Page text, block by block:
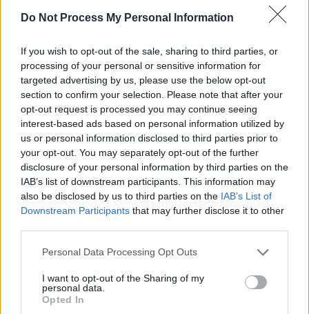
Do Not Process My Personal Information
If you wish to opt-out of the sale, sharing to third parties, or
processing of your personal or sensitive information for
targeted advertising by us, please use the below opt-out
section to confirm your selection. Please note that after your
opt-out request is processed you may continue seeing
interest-based ads based on personal information utilized by
us or personal information disclosed to third parties prior to
your opt-out. You may separately opt-out of the further
disclosure of your personal information by third parties on the
IAB’s list of downstream participants. This information may
also be disclosed by us to third parties on the IAB’s List of
Downstream Participants that may further disclose it to other
Personal Data Processing Opt Outs
I want to opt-out of the Sharing of my
personal data.
Opted In
sistem întreg” în Justiția română. „Sistemul
să permită controlul absolut”
*Cum arată „reforma administrației”: în 2023,
PSD și PNL au angajat la stat câte 21 de
oameni pe zi! În administrație sunt cu peste
50% mai mulți angajați decât în 1990
ad